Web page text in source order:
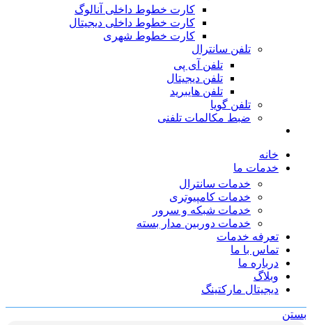
کارت خطوط داخلی آنالوگ
کارت خطوط داخلی دیجیتال
کارت خطوط شهری
تلفن سانترال
تلفن آی پی
تلفن دیجیتال
تلفن هایبرید
تلفن گویا
ضبط مکالمات تلفنی
خانه
خدمات ما
خدمات سانترال
خدمات کامپیوتری
خدمات شبکه و سرور
خدمات دوربین مدار بسته
تعرفه خدمات
تماس با ما
درباره ما
وبلاگ
دیجیتال مارکتینگ
بستن